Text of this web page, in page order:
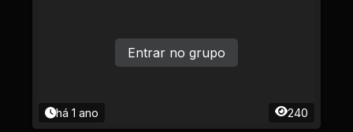
há 1 ano 240
Entrar no grupo